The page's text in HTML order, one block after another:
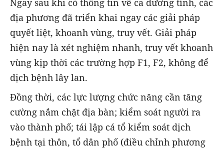
Ngay sau khi có thông tin về ca dương tính, các
địa phương đã triển khai ngay các giải pháp
quyết liệt, khoanh vùng, truy vết. Giải pháp
hiện nay là xét nghiệm nhanh, truy vết khoanh
vùng kịp thời các trường hợp F1, F2, không để
dịch bệnh lây lan.
Đồng thời, các lực lượng chức năng cần tăng
cường nắm chặt địa bàn; kiểm soát người ra
vào thành phố; tái lập cá tổ kiểm soát dịch
bệnh tại thôn, tổ dân phố (điều chỉnh phương